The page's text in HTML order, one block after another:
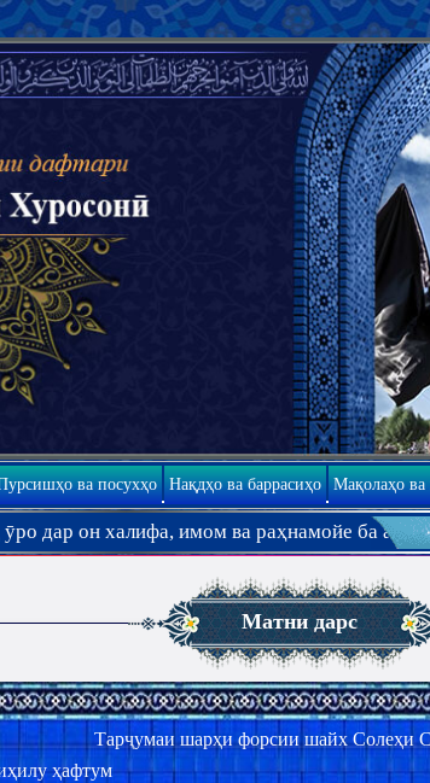
ва посухҳо Нақдҳо ва баррасиҳо Мақолаҳо ва
раҳнамойе ба амри худ қарор дода
Матни дарс
Тарҷумаи шарҳи форсии шайх Солеҳи
ҳафтум